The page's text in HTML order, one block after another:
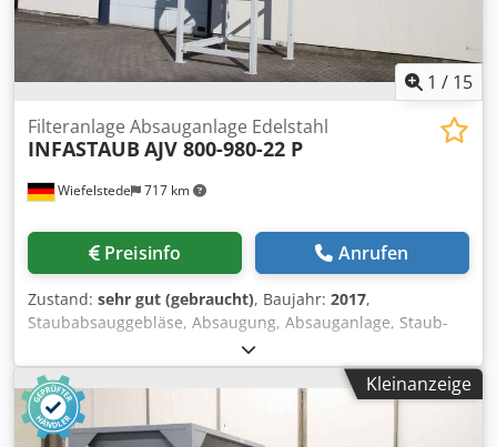
1 / 15
Wiefelstede 717 km
Filteranlage Absauganlage Edelstahl
INFASTAUB AJV 800-980-22 P
Preisinfo Anrufen
Zustand: sehr gut (gebraucht), Baujahr: 2017,
Staubabsauggebläse, Absaugung, Absauganlage, Staub-
Absauggerät, Zyklonabscheider,Zyklon, Abscheider,
Staubabscheider, Fliehkraftabscheider,
Schweissrauchfilter, Schweissrauchabsaugung,
Rauchgassauglüfter, Filteranlage, Patronen-
Entstaubungsanlage, Patronenfiltergerät, Patronenfilter -
Kleinanzeige